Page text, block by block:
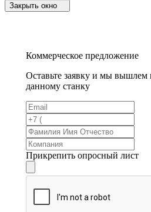
Закрыть окно
Коммерческое предложение
Оставьте заявку и мы
данному станку
Прикрепить опросный лист